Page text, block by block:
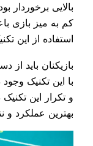
بالایی برخوردار
کم به میز بازی
استفاده از این
بازیکنان باید
با این تکنیک
و تکرار این
بهترین عملکرد و